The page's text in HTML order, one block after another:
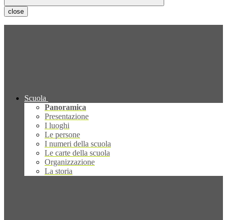
close
Scuola
Panoramica
Presentazione
I luoghi
Le persone
I numeri della scuola
Le carte della scuola
Organizzazione
La storia